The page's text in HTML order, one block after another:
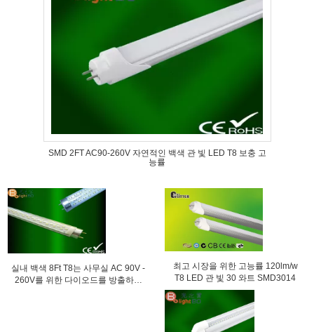
SMD 2FT AC90-260V 자연적인 백색 관 빛 LED T8 보충 고
능률
실내 백색 8Ft T8는 사무실 AC 90V -
260V를 위한 다이오드를 방출하는
최고 시장을 위한 고능률 120lm/w
T8 LED 관 빛 30 와트 SMD3014